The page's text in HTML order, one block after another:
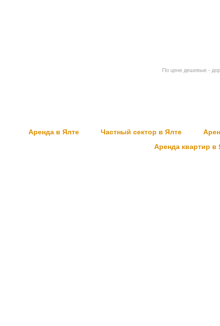
По цене дешевые -
Аренда в Ялте Частный сектор в Ялте
Аренда квартир в